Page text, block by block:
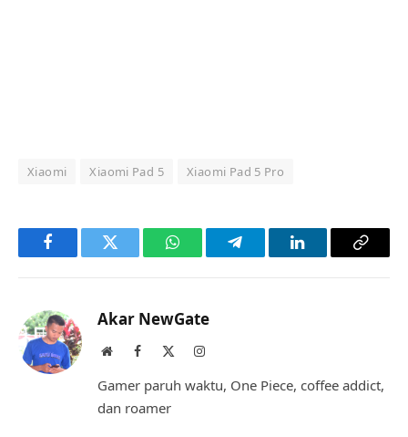
Xiaomi Xiaomi Pad 5 Xiaomi Pad 5 Pro
FacebookTwitter WhatsAppTelegramLinkedInCopy
Akar NewGate
WebsiteFacebook Instagram
Gamer paruh waktu, One Piece, coffee addict,
dan roamer